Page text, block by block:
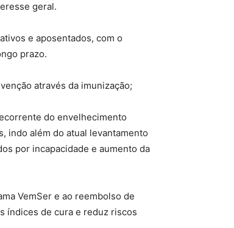
geral.
e aposentados, com o
prazo.
através da imunização;
do envelhecimento
indo além do atual levantamento
por incapacidade e aumento da
VemSer e ao reembolso de
índices de cura e reduz riscos